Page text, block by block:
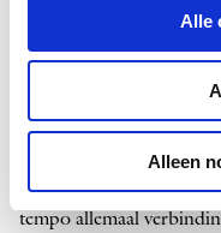
Alle
Alleen
past. Daarbij wordt
de kleuren letterlijk
Hoe synesthesie
onduidelijk. Er is een
tot twee jaar allemaal
tempo allemaal